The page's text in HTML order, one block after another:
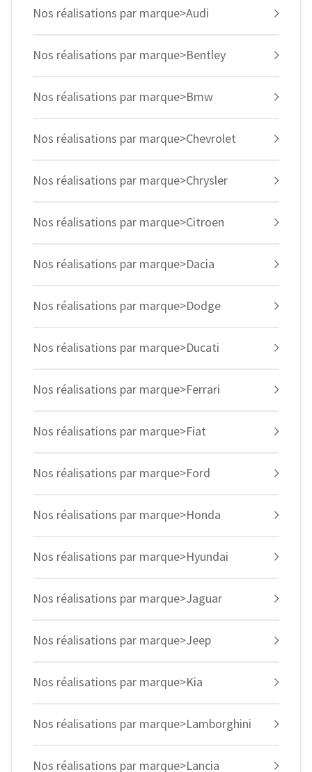
Nos réalisations par marque>Audi
Nos réalisations par marque>Bentley
Nos réalisations par marque>Bmw
Nos réalisations par marque>Chevrolet
Nos réalisations par marque>Chrysler
Nos réalisations par marque>Citroen
Nos réalisations par marque>Dacia
Nos réalisations par marque>Dodge
Nos réalisations par marque>Ducati
Nos réalisations par marque>Ferrari
Nos réalisations par marque>Fiat
Nos réalisations par marque>Ford
Nos réalisations par marque>Honda
Nos réalisations par marque>Hyundai
Nos réalisations par marque>Jaguar
Nos réalisations par marque>Jeep
Nos réalisations par marque>Kia
Nos réalisations par marque>Lamborghini
Nos réalisations par marque>Lancia